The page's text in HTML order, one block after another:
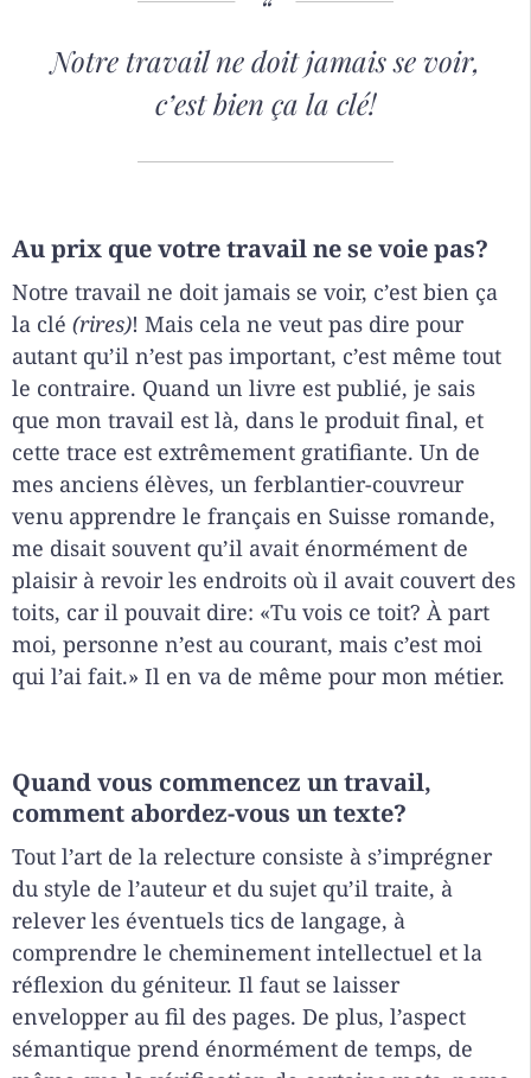
Notre travail ne doit jamais se voir,
c’est bien ça la clé!
Au prix que votre travail ne se voie pas?
Notre travail ne doit jamais se voir, c’est bien ça
la clé (rires)! Mais cela ne veut pas dire pour
autant qu’il n’est pas important, c’est même tout
le contraire. Quand un livre est publié, je sais
que mon travail est là, dans le produit final, et
cette trace est extrêmement gratifiante. Un de
mes anciens élèves, un ferblantier-couvreur
venu apprendre le français en Suisse romande,
me disait souvent qu’il avait énormément de
plaisir à revoir les endroits où il avait couvert des
toits, car il pouvait dire: «Tu vois ce toit? À part
moi, personne n’est au courant, mais c’est moi
qui l’ai fait.» Il en va de même pour mon métier.
Quand vous commencez un travail,
comment abordez-vous un texte?
Tout l’art de la relecture consiste à s’imprégner
du style de l’auteur et du sujet qu’il traite, à
relever les éventuels tics de langage, à
comprendre le cheminement intellectuel et la
réflexion du géniteur. Il faut se laisser
envelopper au fil des pages. De plus, l’aspect
sémantique prend énormément de temps, de